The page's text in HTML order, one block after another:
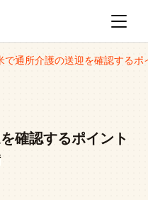
で通所介護の送迎を確認する
確認するポイント